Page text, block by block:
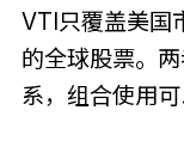
VTI只覆盖美国
的全球股票。
系，组合使用